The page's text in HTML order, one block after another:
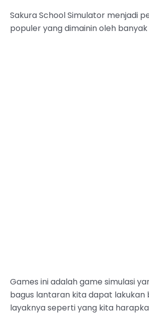
Sakura School Simulator menjadi
populer yang dimainin oleh
Games ini adalah game simulasi
bagus lantaran kita dapat lakukan
layaknya seperti yang kita